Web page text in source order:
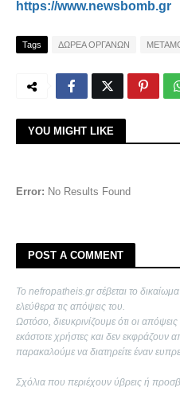
https://www.newsbomb.gr
Tags ΔΩΡΕΑ ΟΡΓΑΝΩΝ
YOU MIGHT LIKE
Error: No Results Found
POST A COMMENT
Το nefropatheis.gr σέβεται το
ελεύθερα τις απόψεις του.
Ωστόσο, διευκρινίζουμε ότι οι
εκάστοτε χρήστες και δεν εκφράζουν
παρακαλούμε να διατηρείτε έναν
Σχόλια που περιέχουν ύβρεις ή